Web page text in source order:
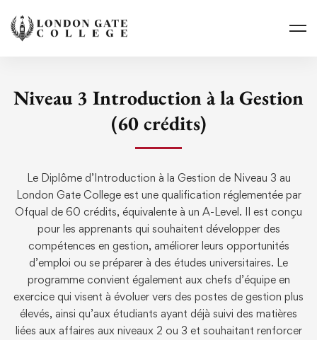
Niveau 3 Introduction à la Gestion
(60 crédits)
Le Diplôme d’Introduction à la Gestion de Niveau 3 au
London Gate College est une qualification réglementée par
Ofqual de 60 crédits, équivalente à un A-Level. Il est conçu
pour les apprenants qui souhaitent développer des
compétences en gestion, améliorer leurs opportunités
d’emploi ou se préparer à des études universitaires. Le
programme convient également aux chefs d’équipe en
exercice qui visent à évoluer vers des postes de gestion plus
élevés, ainsi qu’aux étudiants ayant déjà suivi des matières
liées aux affaires aux niveaux 2 ou 3 et souhaitant renforcer